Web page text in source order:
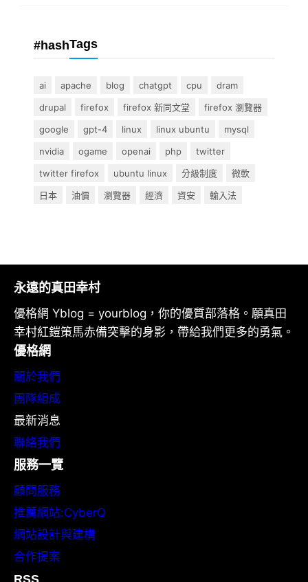
#hashTags
ai apache blog chatgpt cpu
dram
drupal
firefox firefox 新同文堂
firefox 瀏覽器
google
gpt-4 linux linux ubuntu
mysql
nvidia
ogame openai php
twitter
twitter firefox
ubuntu linux 分級制度
微軟
日本
油價 瀏覽器 經濟 資安 輸入法
永遠的真田幸村
優格網 Yblog = yourblog，你的優質部落格。願真田
幸村紅鎧策馬赤備突擊的身影，帶給我們更多的勇氣。
優格網
關於我們
團隊組成
最新消息
聯絡我們
服務一覽
顧問服務
推薦網站:CyberQ
網站設計與建構
合作提案
RSS